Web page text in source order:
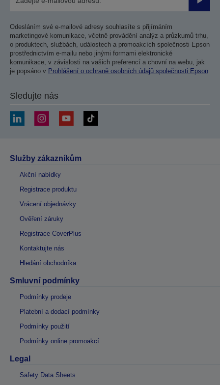
Odesláním své e-mailové adresy souhlasíte s přijímáním
marketingové komunikace, včetně provádění analýz a průzkumů trhu,
o produktech, službách, událostech a promoakcích společnosti Epson
prostřednictvím e-mailu nebo jinými formami elektronické
komunikace, v závislosti na vašich preferencí a chovní na webu, jak
je popsáno v Prohlášení o ochraně osobních údajů společnosti Epson
Sledujte nás
Služby zákazníkům
Akční nabídky
Registrace produktu
Vrácení objednávky
Ověření záruky
Registrace CoverPlus
Kontaktujte nás
Hledání obchodníka
Smluvní podmínky
Podmínky prodeje
Platební a dodací podmínky
Podmínky použití
Podmínky online promoakcí
Legal
Safety Data Sheets